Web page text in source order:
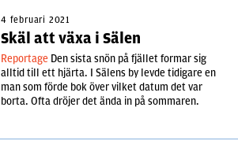
4 februari 2021
Skäl att växa i Sälen
Reportage Den sista snön på fjället formar sig
alltid till ett hjärta. I Sälens by levde tidigare en
man som förde bok över vilket datum det var
borta. Ofta dröjer det ända in på sommaren.